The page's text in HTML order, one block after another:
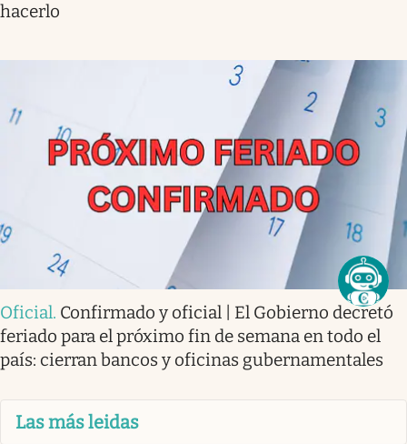
hacerlo
Oficial. Confirmado y oficial | El Gobierno decretó
feriado para el próximo fin de semana en todo el
país: cierran bancos y oficinas gubernamentales
Las más leidas